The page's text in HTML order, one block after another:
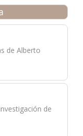
de Alberto
de